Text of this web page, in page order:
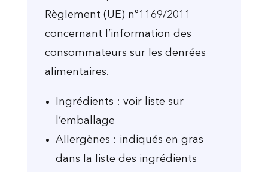
Règlement (UE) n°1169/2011
concernant l’information des
consommateurs sur les denrées
alimentaires.
Ingrédients : voir liste sur
l’emballage
Allergènes : indiqués en gras
dans la liste des ingrédients